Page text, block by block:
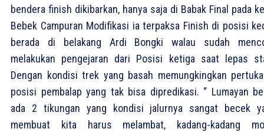
bendera finish dikibarkan, hanya saja di Babak Final pada
Bebek Campuran Modifikasi ia terpaksa Finish di posisi
berada di belakang Ardi Bongki walau sudah
melakukan pengejaran dari Posisi ketiga saat lepas
Dengan kondisi trek yang basah memungkingkan
posisi pembalap yang tak bisa dipredikasi. “ Lumayan
ada 2 tikungan yang kondisi jalurnya sangat becek
membuat kita harus melambat, kadang-kadang